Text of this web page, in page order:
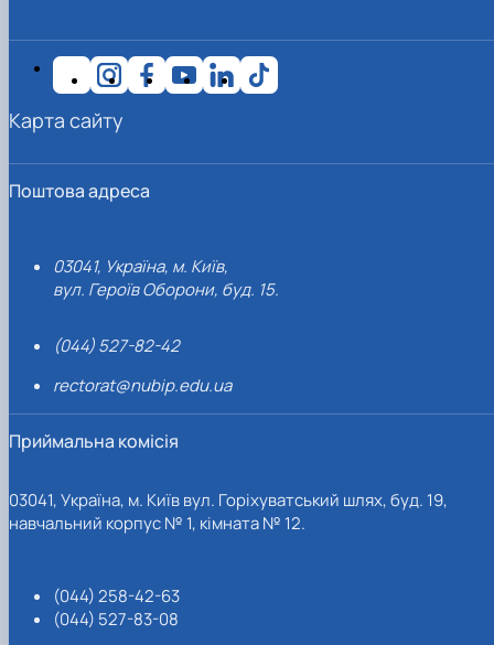
Поштова адреса
03041, Україна, м. Київ,
вул. Героїв Оборони, буд. 15.
(044) 527-82-42
rectorat@nubip.edu.ua
Приймальна комісія
03041, Україна, м. Київ вул. Горіхуватський шлях, буд. 19,
навчальний корпус № 1, кімната № 12.
(044) 258-42-63
(044) 527-83-08
Карта сайту